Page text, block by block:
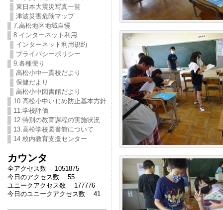
東日本大震災写真一覧
津波災害危険マップ
7.高松地区地域自慢
8.インターネット利用
インターネット利用規約
プライバシーポリシー
9.各種便り
高松小中一貫校だより
保健だより
高松小中図書館だより
10.高松小中いじめ防止基本方針
11.学校評価
12.特別の教育課程の実施状況
13.高松学校図書館について
14 校内教育支援センター
カウンタ
全アクセス数 1051875
今日のアクセス数 55
ユニークアクセス数 177776
今日のユニークアクセス数 41